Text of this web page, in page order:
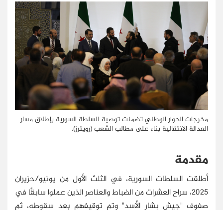
مخرجات الحوار الوطني تضمنت توصية للسلطة السورية بإطلاق مسار
العدالة الانتقالية بناء على مطالب الشعب (رويترز).
مقدمة
أطلقت السلطات السورية، في الثلث الأول من يونيو/حزيران
2025، سراح العشرات من الضباط والعناصر الذين عملوا سابقًا في
صفوف "جيش بشار الأسد" وتم توقيفهم بعد سقوطه، ثم